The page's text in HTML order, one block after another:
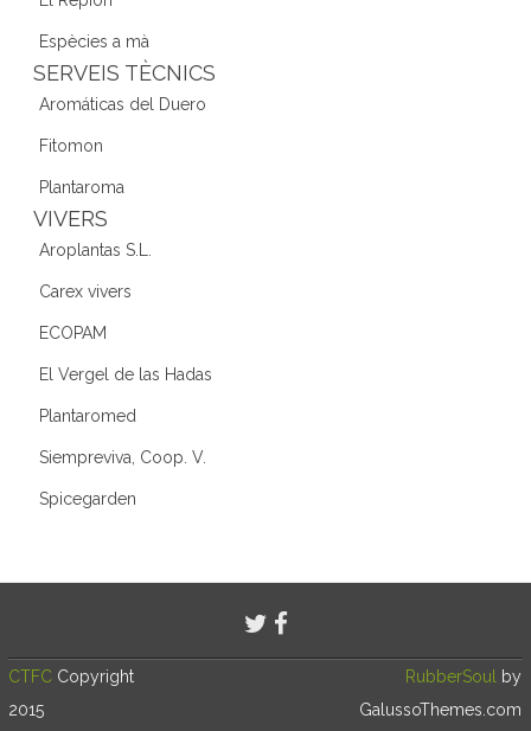
Espècies a mà
SERVEIS TÈCNICS
Aromáticas del Duero
Fitomon
Plantaroma
VIVERS
Aroplantas S.L.
Carex vivers
ECOPAM
El Vergel de las Hadas
Plantaromed
Siempreviva, Coop. V.
Spicegarden
CTFC Copyright
2015
RubberSoul by
GalussoThemes.com